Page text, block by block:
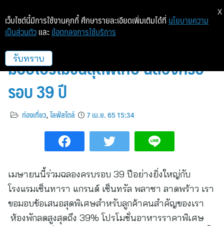
โรงแรมเซ็นทารา แกรนด์ ลาดพร้าว
มอบโปรโมชั่นสุดพิเศษ ฉลองครบ
รอบ 39 ปี
ท่องเที่ยว,ไลฟ์สไตล์ 7 เม.ย. 65 15:34
เมษายนนี้ร่วมฉลองครบรอบ 39 ปีอย่างยิ่งใหญ่กับ
โรงแรมเซ็นทารา แกรนด์ เซ็นทรัล พลาซา ลาดพร้าว เรา
ขอมอบข้อเสนอสุดพิเศษสำหรับลูกค้าคนสำคัญของเรา
ห้องพักลดสูงสุดถึง 39% โปรโมชั่นอาหารราคาพิเศษ
เว็บไซต์นี้มีการใช้งานคุกกี้ ศึกษารายละเอียดเพิ่มเติมได้ที่ นโยบายความ
เป็นส่วนตัว และ ข้อตกลงการใช้บริการ
รับทราบ
X